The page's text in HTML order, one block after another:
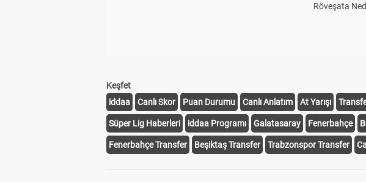
İlk Yarıda Daha Çok
Korner Kullanır
Röveşata
Keşfet
iddaa
Canlı Skor Puan Durumu Canlı Anlatım At Yarışı
Süper Lig Haberleri iddaa Programı Galatasaray Fenerbahçe
Fenerbahçe Transfer Beşiktaş Transfer Trabzonspor Transfer